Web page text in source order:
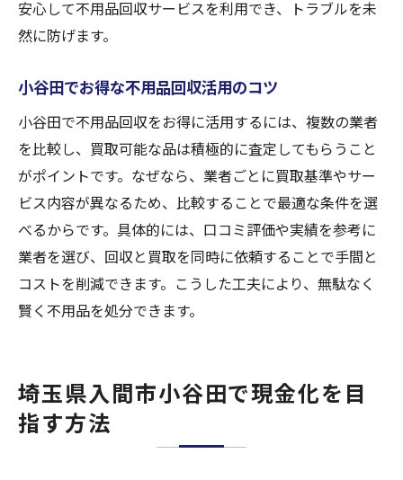
現金化と効率整理を両立させるポイント
不用品回収併用で賢く部屋を整える方法
不用品回収で現金化と片付けを一挙に実現
実践的な不用品回収活用ステップを解説
買取と不用品回収の同時進行テクニック
現金化を意識した不用品回収の整理手順
片付けの流れに不用品回収を取り入れるコ
ツ
不用品回収で効率よく現金化する方法
安心して不用品回収サービスを利用でき、トラブルを未
然に防げます。
小谷田でお得な不用品回収活用のコツ
小谷田で不用品回収をお得に活用するには、複数の業者
を比較し、買取可能な品は積極的に査定してもらうこと
がポイントです。なぜなら、業者ごとに買取基準やサー
ビス内容が異なるため、比較することで最適な条件を選
べるからです。具体的には、口コミ評価や実績を参考に
業者を選び、回収と買取を同時に依頼することで手間と
コストを削減できます。こうした工夫により、無駄なく
賢く不用品を処分できます。
埼玉県入間市小谷田で現金化を目
指す方法